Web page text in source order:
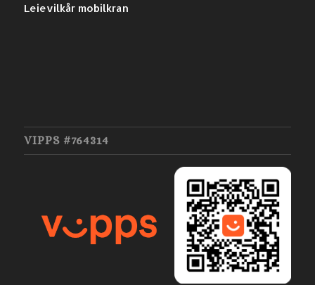
Leievilkår mobilkran
VIPPS #764314